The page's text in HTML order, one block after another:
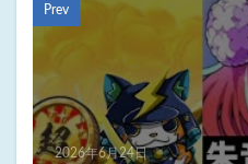
Prev
2026年6月24日